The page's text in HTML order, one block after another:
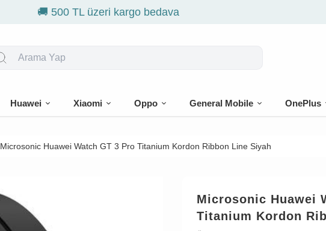
Huawei Xiaomi Oppo General Mobile OnePlus
Microsonic Huawei Watch GT 3 Pro Titanium Kordon Ribbon Line Siyah
Microsonic Huawei
Titanium Kordon